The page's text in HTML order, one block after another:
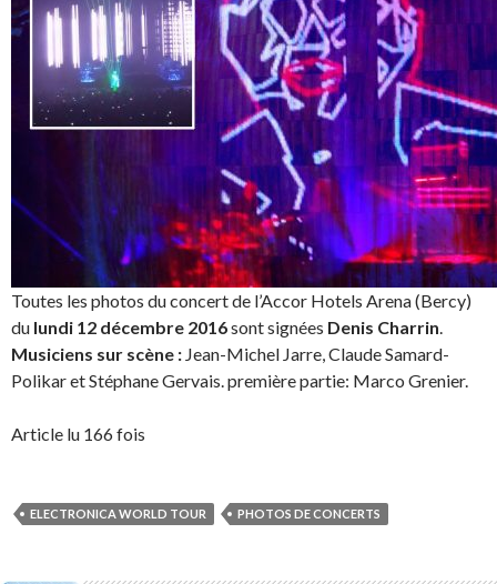
Toutes les photos du concert de l’Accor Hotels Arena (Bercy)
du lundi 12 décembre 2016sont signées Denis Charrin
Musiciens sur scène : Jean-Michel Jarre, Claude Samard-
Polikar et Stéphane Gervais. première partie: Marco Grenier.
Article lu 166 fois
ELECTRONICA WORLD TOUR PHOTOS DE CONCERTS